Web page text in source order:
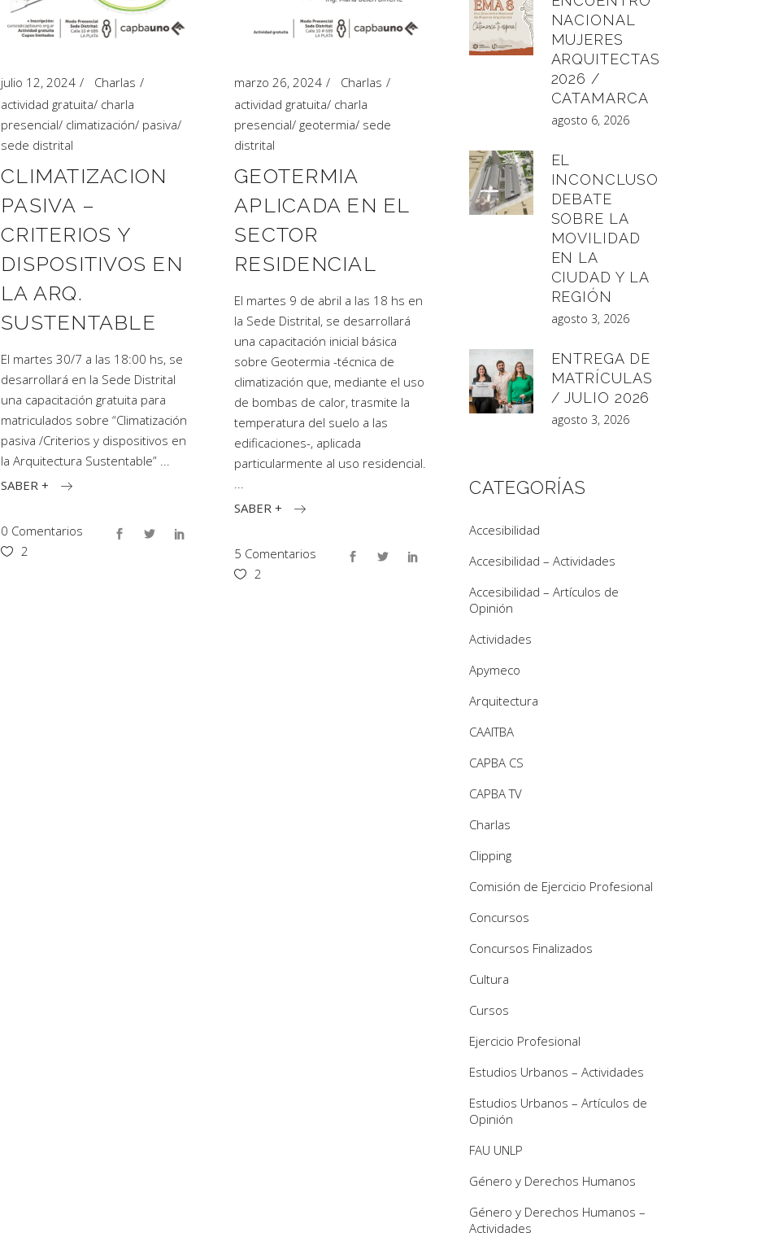
julio 12, 2024
Charlas
actividad gratuita/ charla
presencial/ climatización/ pasiva/
sede distrital
CLIMATIZACION
PASIVA –
CRITERIOS Y
DISPOSITIVOS EN
LA ARQ.
SUSTENTABLE
El martes 30/7 a las 18:00 hs, se
desarrollará en la Sede Distrital
una capacitación gratuita para
matriculados sobre “Climatización
pasiva /Criterios y dispositivos en
la Arquitectura Sustentable”
SABER +
0 Comentarios
2
marzo 26, 2024
Charlas
actividad gratuita/ charla
presencial/ geotermia/ sede
distrital
GEOTERMIA
APLICADA EN EL
SECTOR
RESIDENCIAL
El martes 9 de abril a las 18 hs en
la Sede Distrital, se desarrollará
una capacitación inicial básica
sobre Geotermia -técnica de
climatización que, mediante el uso
de bombas de calor, trasmite la
temperatura del suelo a las
edificaciones-, aplicada
particularmente al uso residencial.
SABER +
5 Comentarios
2
NACIONAL
MUJERES
ARQUITECTAS
2026 /
CATAMARCA
agosto 6, 2026
EL
INCONCLUSO
DEBATE
SOBRE LA
MOVILIDAD
EN LA
CIUDAD Y LA
REGIÓN
agosto 3, 2026
ENTREGA DE
MATRÍCULAS
/ JULIO 2026
agosto 3, 2026
CATEGORÍAS
Accesibilidad
Accesibilidad – Actividades
Accesibilidad – Artículos de
Opinión
Actividades
Apymeco
Arquitectura
CAAITBA
CAPBA CS
CAPBA TV
Charlas
Clipping
Comisión de Ejercicio Profesional
Concursos
Concursos Finalizados
Cultura
Cursos
Ejercicio Profesional
Estudios Urbanos – Actividades
Estudios Urbanos – Artículos de
Opinión
FAU UNLP
Género y Derechos Humanos
Género y Derechos Humanos –
Actividades